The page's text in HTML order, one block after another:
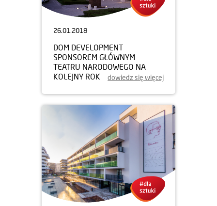
26.01.2018
DOM DEVELOPMENT
SPONSOREM GŁÓWNYM
TEATRU NARODOWEGO NA
KOLEJNY ROK
dowiedz się więcej